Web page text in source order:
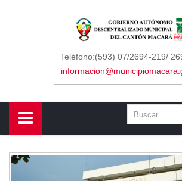
Teléfono:(593) 07/2694-219/
Sidebar Menu
Concejo
Departamentos
Contáctenos